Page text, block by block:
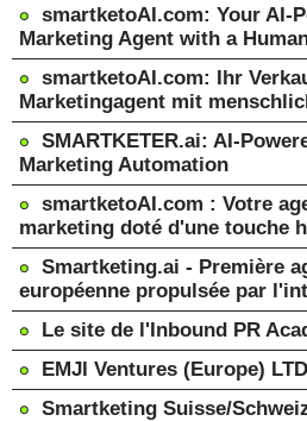
smartketoAI.com: Your AI-
Marketing Agent with a
smartketoAI.com: Ihr
Marketingagent mit
SMARTKETER.ai: AI-
Marketing Automation
smartketoAI.com : Votre
marketing doté d'une touche
Smartketing.ai - Première
européenne propulsée par
Le site de l'Inbound PR
EMJI Ventures (Europe) LTD
Smartketing Suisse/